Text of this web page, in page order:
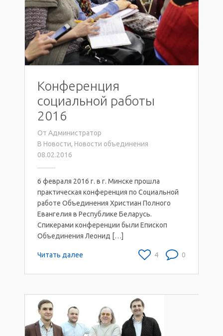
Конференция
социальной работы
2016
От Администратор
В Новости, Новости объединения
08.02.2016
6 февраля 2016 г. в г. Минске прошла
практическая конференция по Социальной
работе Объединения Христиан Полного
Евангелия в Республике Беларусь.
Спикерами конференции были Епископ
Объединения Леонид […]
Читать далее 0
4